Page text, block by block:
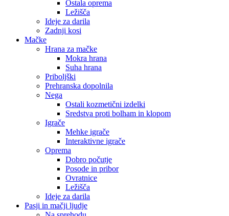
Ostala oprema
Ležišča
Ideje za darila
Zadnji kosi
Mačke
Hrana za mačke
Mokra hrana
Suha hrana
Priboljški
Prehranska dopolnila
Nega
Ostali kozmetični izdelki
Sredstva proti bolham in klopom
Igrače
Mehke igrače
Interaktivne igrače
Oprema
Dobro počutje
Posode in pribor
Ovratnice
Ležišča
Ideje za darila
Pasji in mačji ljudje